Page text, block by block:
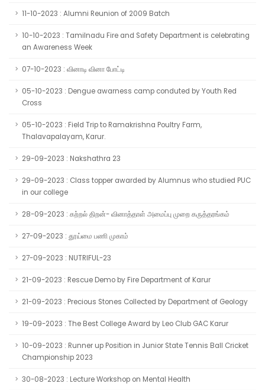
11-10-2023 : Alumni Reunion of 2009 Batch
10-10-2023 : Tamilnadu Fire and Safety Department is celebrating
an Awareness Week
07-10-2023 : வினாடி வினா போட்டி
05-10-2023 : Dengue awarness camp conduted by Youth Red
Cross
05-10-2023 : Field Trip to Ramakrishna Poultry Farm,
Thalavapalayam, Karur.
29-09-2023 : Nakshathra 23
29-09-2023 : Class topper awarded by Alumnus who studied PUC
in our college
28-09-2023 : கற்றல் திறன்- வினாத்தாள் அமைப்பு முறை கருத்தரங்கம்
27-09-2023 : தூய்மை பணி முகாம்
27-09-2023 : NUTRIFUL-23
21-09-2023 : Rescue Demo by Fire Department of Karur
21-09-2023 : Precious Stones Collected by Department of Geology
19-09-2023 : The Best College Award by Leo Club GAC Karur
10-09-2023 : Runner up Position in Junior State Tennis Ball Cricket
Championship 2023
30-08-2023 : Lecture Workshop on Mental Health